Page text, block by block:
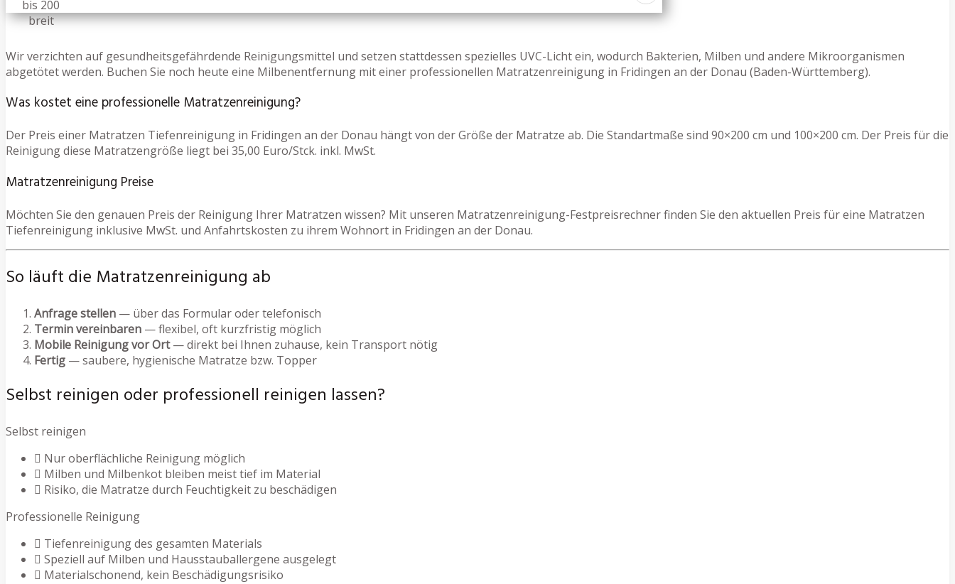
Wir verzichten auf gesundheitsgefährdende Reinigungsmittel und setzen stattdessen spezielles UVC-Licht ein, wodurch Bakterien, Milben und andere Mikroorganismen
abgetötet werden. Buchen Sie noch heute eine Milbenentfernung mit einer professionellen Matratzenreinigung in Fridingen an der Donau (Baden-Württemberg).
Was kostet eine professionelle Matratzenreinigung?
Der Preis einer Matratzen Tiefenreinigung in Fridingen an der Donau hängt von der Größe der Matratze ab. Die Standartmaße sind 90×200 cm und 100×200 cm. Der Preis für die
Reinigung diese Matratzengröße liegt bei 35,00 Euro/Stck. inkl. MwSt.
Matratzenreinigung Preise
Möchten Sie den genauen Preis der Reinigung Ihrer Matratzen wissen? Mit unseren Matratzenreinigung-Festpreisrechner finden Sie den aktuellen Preis für eine Matratzen
Tiefenreinigung inklusive MwSt. und Anfahrtskosten zu ihrem Wohnort in Fridingen an der Donau.
So läuft die Matratzenreinigung ab
Anfrage stellen — über das Formular oder telefonisch
Termin vereinbaren — flexibel, oft kurzfristig möglich
Mobile Reinigung vor Ort— direkt bei Ihnen zuhause, kein Transport nötig
Fertig — saubere, hygienische Matratze bzw. Topper
Selbst reinigen oder professionell reinigen lassen?
Selbst reinigen
Nur oberflächliche Reinigung möglich
Milben und Milbenkot bleiben meist tief im Material
Risiko, die Matratze durch Feuchtigkeit zu beschädigen
Professionelle Reinigung
Tiefenreinigung des gesamten Materials
Speziell auf Milben und Hausstauballergene ausgelegt
Materialschonend, kein Beschädigungsrisiko